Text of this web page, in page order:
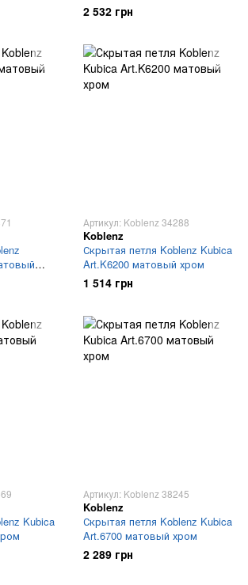
хром матовый
2 532 грн
Артикул: Koblenz 34288
Koblenz
Скрытая петля Koblenz Kubica
Art.K6200 матовый хром
1 514 грн
Kubica
Артикул: Koblenz 38245
Koblenz
Скрытая петля Koblenz Kubica
Art.6700 матовый хром
2 289 грн